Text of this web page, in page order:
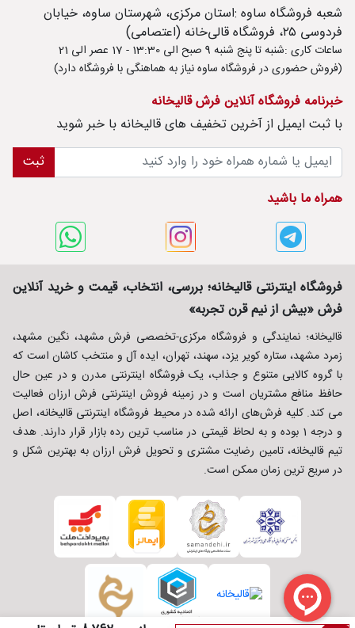
شعبه فروشگاه ساوه :استان مرکزی، شهرستان ساوه، خیابان
فردوسی ۲۵، فروشگاه قالی‌خانه (اعتصامی)
ساعات کاری :شنبه تا پنج شنبه 9 صبح الی 13:30 - 17 عصر الی 21
(فروش حضوری در فروشگاه ساوه نیاز به هماهنگی با فروشگاه دارد)
خبرنامه فروشگاه آنلاین فرش قالیخانه
با ثبت ايميل از آخرین تخفیف های قالیخانه با خبر شوید
ثبت
همراه ما باشید
فروشگاه اینترنتی قالیخانه؛ بررسی، انتخاب، قیمت و خرید آنلاین
فرش «بیش از نیم قرن تجربه»
قالیخانه؛ نمایندگی و فروشگاه مرکزی-تخصصی فرش مشهد، نگین مشهد،
زمرد مشهد، ستاره کویر یزد، سهند، تهران، ایده آل و منتخب کاشان است که
با گروه کالایی متنوع و جذاب، یک فروشگاه اینترنتی مدرن و در عین حال
حافظ منافع مشتریان است و در زمینه فروش اینترنتی فرش ارزان فعالیت
می کند. کلیه فرش‌های ارائه شده در محیط فروشگاه اینترنتی قالیخانه، اصل
و درجه 1 بوده و به لحاظ قیمتی در مناسب ترین رده بازار قرار دارند. هدف
تیم قالیخانه، تامین رضایت مشتری و تحویل فرش ارزان به بهترین شکل و
در سریع ترین زمان ممکن است.